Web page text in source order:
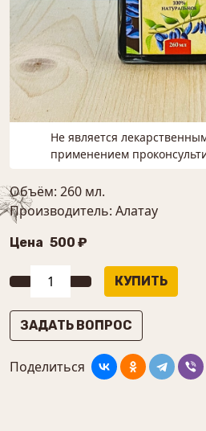
Не является
применением
Объём: 260 мл.
Производитель: Алатау
Цена 500 ₽
ЗАДАТЬ ВОПРОС
Поделиться